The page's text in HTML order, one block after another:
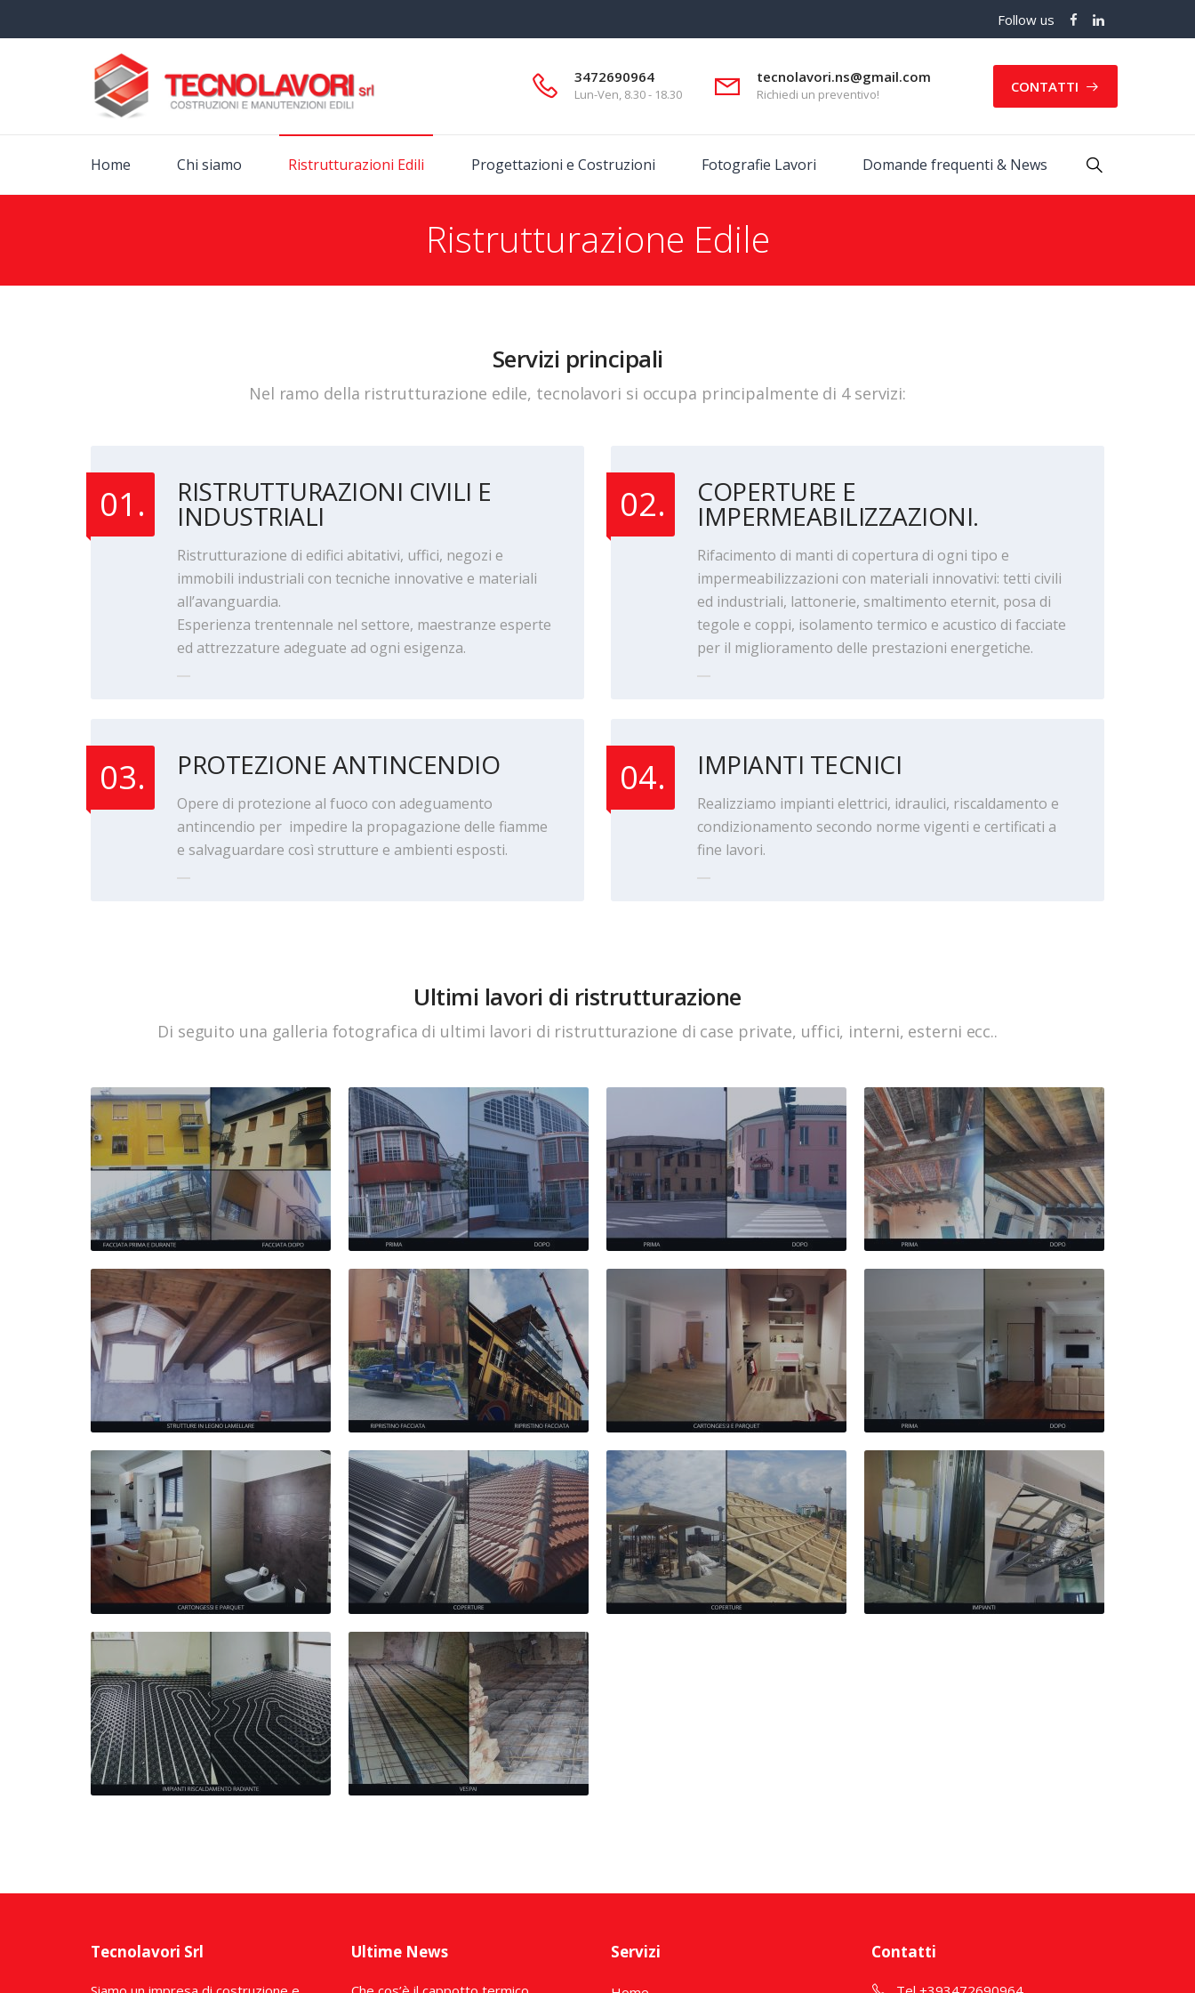
Follow us
3472690964
Lun-Ven, 8.30 - 18.30
tecnolavori.ns@gmail.com
Richiedi un preventivo! CONTATTI
Home Chi siamo Ristrutturazioni Edili Progettazioni e Costruzioni Fotografie Lavori Domande frequenti & News
Ristrutturazione Edile
Servizi principali
Nel ramo della ristrutturazione edile, tecnolavori si occupa principalmente di 4 servizi:
01. RISTRUTTURAZIONI CIVILI E
INDUSTRIALI
Ristrutturazione di edifici abitativi, uffici, negozi e
immobili industriali con tecniche innovative e materiali
all’avanguardia.
Esperienza trentennale nel settore, maestranze esperte
ed attrezzature adeguate ad ogni esigenza.
03. PROTEZIONE ANTINCENDIO
Opere di protezione al fuoco con adeguamento
antincendio per impedire la propagazione delle fiamme
e salvaguardare così strutture e ambienti esposti.
02. COPERTURE E
IMPERMEABILIZZAZIONI.
Rifacimento di manti di copertura di ogni tipo e
impermeabilizzazioni con materiali innovativi: tetti civili
ed industriali, lattonerie, smaltimento eternit, posa di
tegole e coppi, isolamento termico e acustico di facciate
per il miglioramento delle prestazioni energetiche.
04. IMPIANTI TECNICI
Realizziamo impianti elettrici, idraulici, riscaldamento e
condizionamento secondo norme vigenti e certificati a
fine lavori.
Ultimi lavori di ristrutturazione
Di seguito una galleria fotografica di ultimi lavori di ristrutturazione di case private, uffici, interni, esterni ecc..
Tecnolavori Srl Ultime News Servizi Contatti